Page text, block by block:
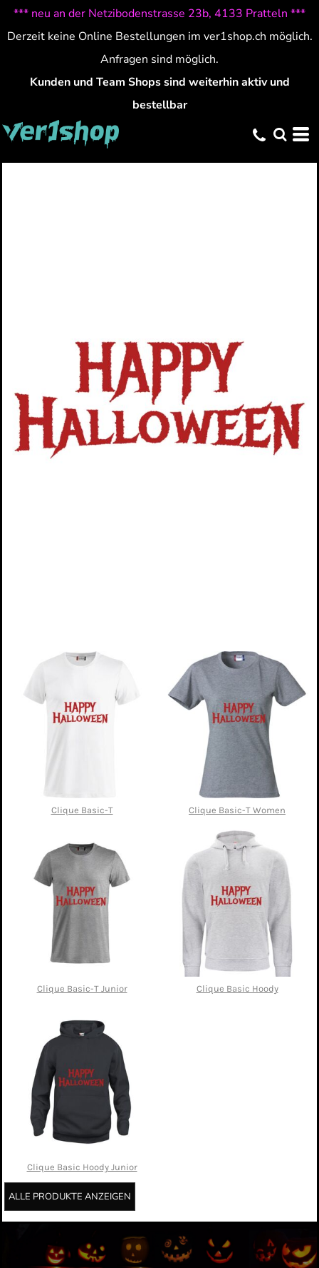
*** neu an der Netzibodenstrasse 23b, 4133 Pratteln ***
Derzeit keine Online Bestellungen im ver1shop.ch möglich.
Anfragen sind möglich.
Kunden und Team Shops sind weiterhin aktiv und
bestellbar
Clique Basic-T Clique Basic-T Women
Clique Basic-T Junior Clique Basic Hoody
Clique Basic Hoody Junior
ALLE PRODUKTE ANZEIGEN